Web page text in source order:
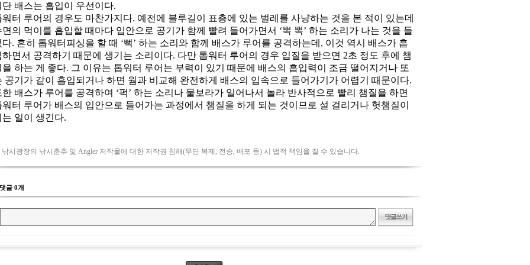
시광장의 낚시춘추 및 Angler 저작물에 대한 저작권 침해(무단 복제, 전송, 배포 등) 시 법적 책임을 질 수 있습니다.
댓글 0개